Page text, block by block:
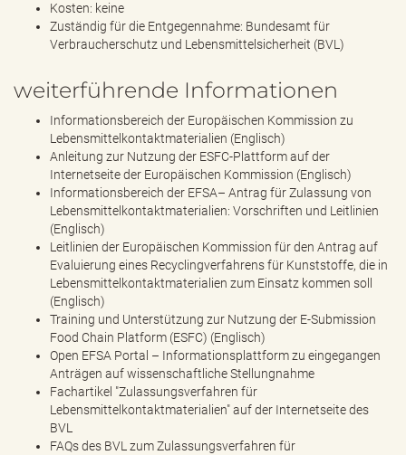
Kosten: keine
Zuständig für die Entgegennahme: Bundesamt für
Verbraucherschutz und Lebensmittelsicherheit (BVL)
weiterführende Informationen
Informationsbereich der Europäischen Kommission zu
Lebensmittelkontaktmaterialien (Englisch)
Anleitung zur Nutzung der ESFC-Plattform auf der
Internetseite der Europäischen Kommission (Englisch)
Informationsbereich der EFSA– Antrag für Zulassung von
Lebensmittelkontaktmaterialien: Vorschriften und Leitlinien
(Englisch)
Leitlinien der Europäischen Kommission für den Antrag auf
Evaluierung eines Recyclingverfahrens für Kunststoffe, die in
Lebensmittelkontaktmaterialien zum Einsatz kommen soll
(Englisch)
Training und Unterstützung zur Nutzung der E-Submission
Food Chain Platform (ESFC) (Englisch)
Open EFSA Portal – Informationsplattform zu eingegangen
Anträgen auf wissenschaftliche Stellungnahme
Fachartikel "Zulassungsverfahren für
Lebensmittelkontaktmaterialien" auf der Internetseite des
BVL
FAQs des BVL zum Zulassungsverfahren für